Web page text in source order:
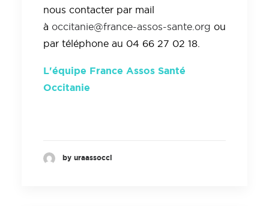
nous contacter par mail
à occitanie@france-assos-sante.org ou
par téléphone au 04 66 27 02 18.
L'équipe France Assos Santé
Occitanie
by uraassocci